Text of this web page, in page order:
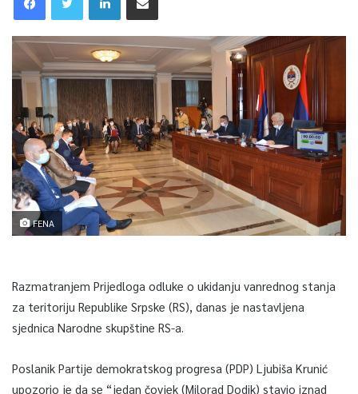
FENA
Razmatranjem Prijedloga odluke o ukidanju vanrednog stanja
za teritoriju Republike Srpske (RS), danas je nastavljena
sjednica Narodne skupštine RS-a.
Poslanik Partije demokratskog progresa (PDP) Ljubiša Krunić
upozorio je da se “jedan čovjek (Milorad Dodik) stavio iznad